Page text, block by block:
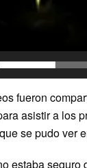
fueron
asistir a los
se pudo ver
estaba